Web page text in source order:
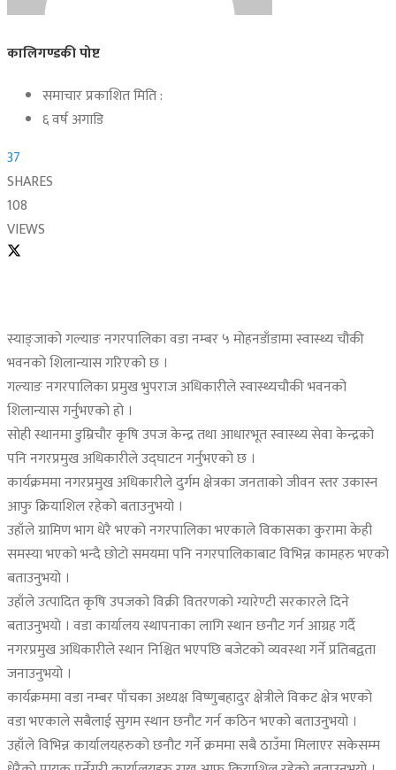
कालिगण्डकी पोष्ट
समाचार प्रकाशित मिति :
६ वर्ष अगाडि
37
SHARES
108
VIEWS
स्याङ्जाको गल्याङ नगरपालिका वडा नम्बर ५ मोहनडाँडामा स्वास्थ्य चौकी
भवनको शिलान्यास गरिएको छ ।
गल्याङ नगरपालिका प्रमुख भुपराज अधिकारीले स्वास्थ्यचौकी भवनको
शिलान्यास गर्नुभएको हो ।
सोही स्थानमा डुम्रिचौर कृषि उपज केन्द्र तथा आधारभूत स्वास्थ्य सेवा केन्द्रको
पनि नगरप्रमुख अधिकारीले उद्घाटन गर्नुभएको छ ।
कार्यक्रममा नगरप्रमुख अधिकारीले दुर्गम क्षेत्रका जनताको जीवन स्तर उकास्न
आफु क्रियाशिल रहेको बताउनुभयो ।
उहाँले ग्रामिण भाग धेरै भएको नगरपालिका भएकाले विकासका कुरामा केही
समस्या भएको भन्दै छोटो समयमा पनि नगरपालिकाबाट विभिन्न कामहरु भएको
बताउनुभयो ।
उहाँले उत्पादित कृषि उपजको विक्री वितरणको ग्यारेण्टी सरकारले दिने
बताउनुभयो । वडा कार्यालय स्थापनाका लागि स्थान छनौट गर्न आग्रह गर्दै
नगरप्रमुख अधिकारीले स्थान निश्चित भएपछि बजेटको व्यवस्था गर्ने प्रतिबद्वता
जनाउनुभयो ।
कार्यक्रममा वडा नम्बर पाँचका अध्यक्ष विष्णुबहादुर क्षेत्रीले विकट क्षेत्र भएको
वडा भएकाले सबैलाई सुगम स्थान छनौट गर्न कठिन भएको बताउनुभयो ।
उहाँले विभिन्न कार्यालयहरुको छनौट गर्ने क्रममा सबै ठाउँमा मिलाएर सकेसम्म